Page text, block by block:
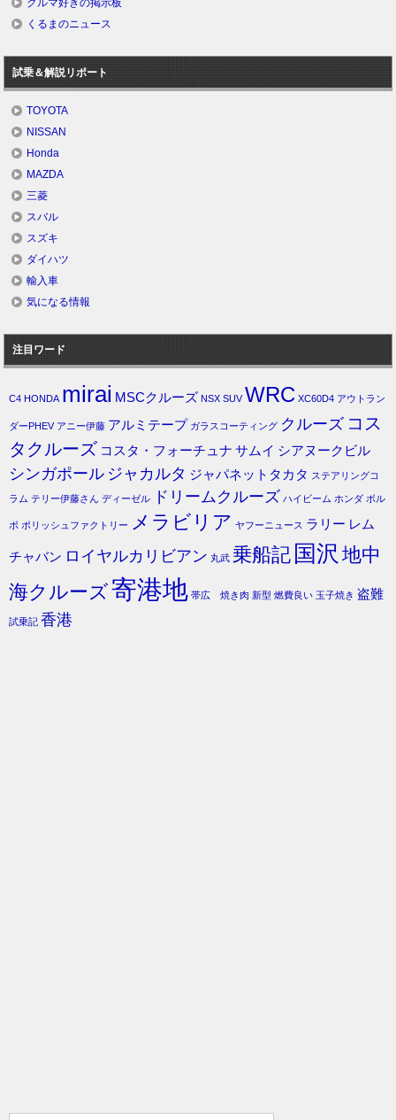
クルマ好きの掲示板
くるまのニュース
試乗＆解説リポート
TOYOTA
NISSAN
Honda
MAZDA
三菱
スバル
スズキ
ダイハツ
輸入車
気になる情報
注目ワード
C4 HONDA mirai MSCクルーズ NSX SUV WRC XC60D4 アウトラン
ダーPHEV アニー伊藤 アルミテープ ガラスコーティング クルーズ コス
タクルーズ コスタ・フォーチュナ サムイ シアヌークビル
シンガポール ジャカルタ ジャパネットタカタ ステアリングコ
ラム テリー伊藤さん ディーゼル ドリームクルーズ ハイビーム ホンダ ボル
ボ ポリッシュファクトリー メラビリア ヤフーニュース ラリー レム
チャバン ロイヤルカリビアン 丸武 乗船記 国沢 地中
海クルーズ寄港地 帯広 焼き肉 新型 燃費良い 玉子焼き 盗難
試乗記 香港